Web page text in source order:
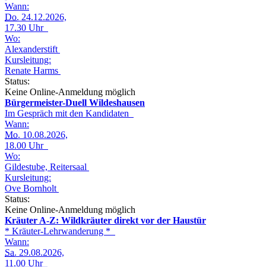
Wann:
Do. 24.12.2026,
17.30 Uhr
Wo:
Alexanderstift
Kursleitung:
Renate Harms
Status:
Keine Online-Anmeldung möglich
Bürgermeister-Duell Wildeshausen
Im Gespräch mit den Kandidaten
Wann:
Mo. 10.08.2026,
18.00 Uhr
Wo:
Gildestube, Reitersaal
Kursleitung:
Ove Bornholt
Status:
Keine Online-Anmeldung möglich
Kräuter A-Z: Wildkräuter direkt vor der Haustür
* Kräuter-Lehrwanderung *
Wann:
Sa. 29.08.2026,
11.00 Uhr